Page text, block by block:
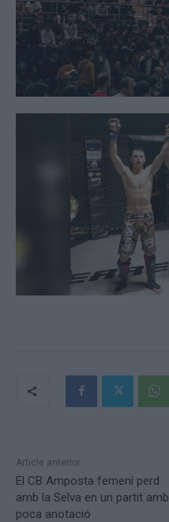
Article anterior
El CB Amposta femení perd
amb la Selva en un partit amb
poca anotació